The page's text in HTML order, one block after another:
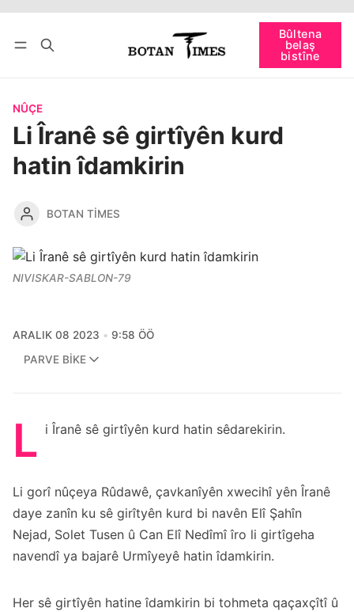
Bûltena
belaş
bistîne
bişopîne
NÛÇE
Li Îranê sê girtîyên kurd
hatin îdamkirin
BOTAN TIMES
NIVISKAR-SABLON-79
ARALIK 08 2023
9:58 ÖÖ
PARVE BIKE
L i Îranê sê girtîyên kurd hatin sêdarekirin.
Li gorî nûçeya Rûdawê, çavkanîyên xwecihî yên Îranê
daye zanîn ku sê girîtyên kurd bi navên Elî Şahîn
Nejad, Solet Tusen û Can Elî Nedîmî îro li girtîgeha
navendî ya bajarê Urmîyeyê hatin îdamkirin.
Her sê girtîyên hatine îdamkirin bi tohmeta qaçaxçîtî û